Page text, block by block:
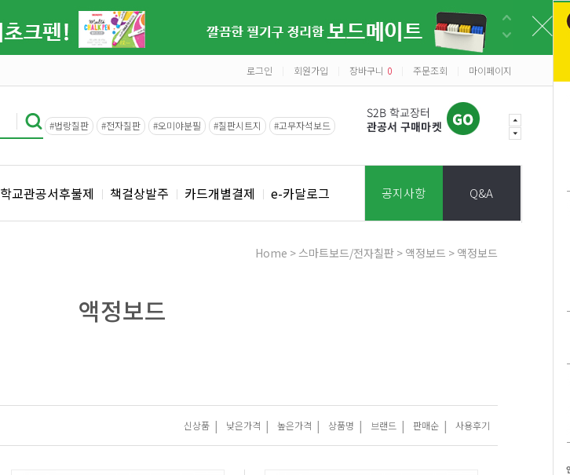
로그인 회원가입 장바구니 0 주문조회 마이페이지
#법랑칠판 #전자칠판 #오미야분필 #칠판시트지 #고무자석보드
학교관공서후불제 책걸상발주 카드개별결제 e-카달로그 공지사항 Q&A
Home >스마트보드/전자칠판 > 액정보드 > 액정보드
액정보드
신상품 | 낮은가격 | 높은가격 | 상품명 | 브랜드 | 판매순 | 사용후기